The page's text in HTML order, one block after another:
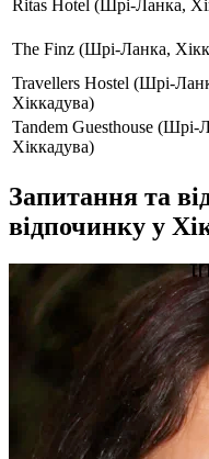
Ritas Hotel (Шрі-Ланка,
The Finz (Шрі-Ланка,
Travellers Hostel (Шрі-
Хіккадува)
Tandem Guesthouse (Шрі-
Хіккадува)
Запитання та
відпочинку у